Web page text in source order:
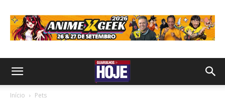
Início Pets